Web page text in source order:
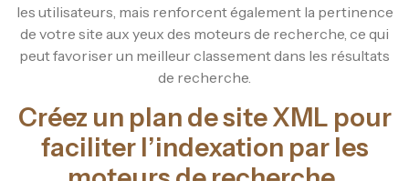
les utilisateurs, mais renforcent également la pertinence
de votre site aux yeux des moteurs de recherche, ce qui
peut favoriser un meilleur classement dans les résultats
de recherche.
Créez un plan de site XML pour
faciliter l’indexation par les